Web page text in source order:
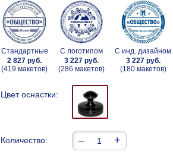
Стандартные
2 827 руб.
(419 макетов)
С логотипом
3 227 руб.
(286 макетов)
С инд. дизайном
3 227 руб.
(180 макетов)
Цвет оснастки:
Количество: – +